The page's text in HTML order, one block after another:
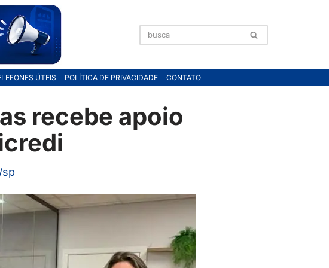
ÚTEIS POLÍTICA DE PRIVACIDADE CONTATO
recebe apoio
sp